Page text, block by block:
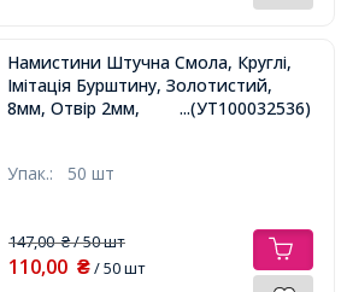
Намистини Штучна Смола, Круглі,
Імітація Бурштину, Золотистий,
8мм, Отвір 2мм,
...(УТ100032536)
Упак.: 50 шт
147,00₴/ 50 шт
110,00 ₴/ 50 шт